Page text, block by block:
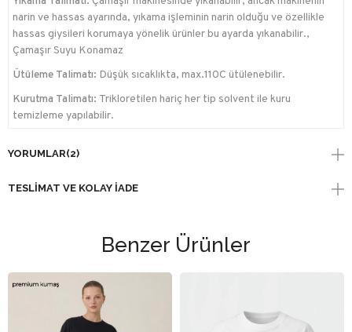
narin ve hassas ayarında, yıkama işleminin narin olduğu ve özellikle
hassas giysileri korumaya yönelik ürünler bu ayarda yıkanabilir.,
Çamaşır Suyu Konamaz
Ütüleme Talimatı: Düşük sıcaklıkta, max.110C ütülenebilir.
Kurutma Talimatı: Trikloretilen hariç her tip solvent ile kuru
temizleme yapılabilir.
YORUMLAR(2)
TESLIMAT VE KOLAY İADE
Benzer Ürünler